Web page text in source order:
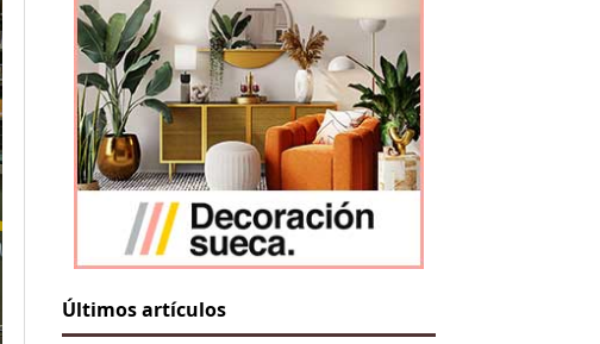
Últimos artículos